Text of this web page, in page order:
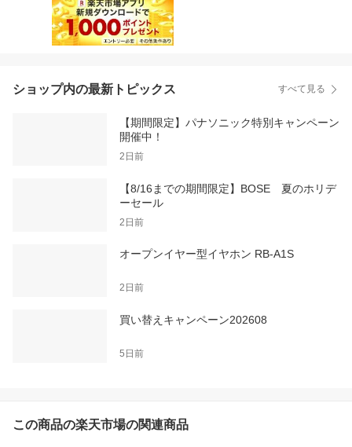
ショップ内の最新トピックス すべて見る
【期間限定】パナソニック特別キャンペーン
開催中！
2日前
【8/16までの期間限定】BOSE 夏のホリデ
ーセール
2日前
オープンイヤー型イヤホン RB-A1S
2日前
買い替えキャンペーン202608
5日前
この商品の楽天市場の関連商品